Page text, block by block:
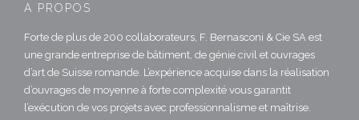
À PROPOS
Forte de plus de 200 collaborateurs, F. Bernasconi & Cie SA est
une grande entreprise de bâtiment, de génie civil et ouvrages
d’art de Suisse romande. L’expérience acquise dans la réalisation
d’ouvrages de moyenne à forte complexité vous garantit
l’exécution de vos projets avec professionnalisme et maîtrise.